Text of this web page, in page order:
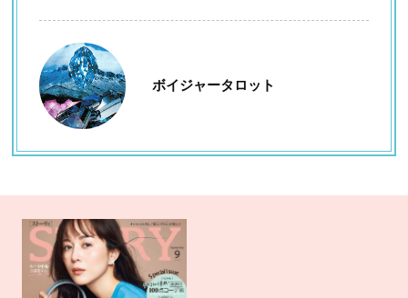
ボイジャータロット